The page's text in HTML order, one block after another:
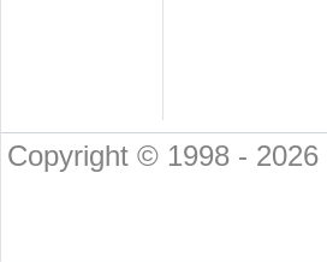
Copyright © 1998 -